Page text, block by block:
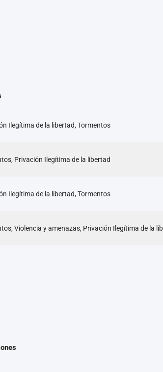
Ilegítima de la libertad, Tormentos
Privación Ilegítima de la libertad
Ilegítima de la libertad, Tormentos
Violencia y amenazas, Privación Ilegítima de la